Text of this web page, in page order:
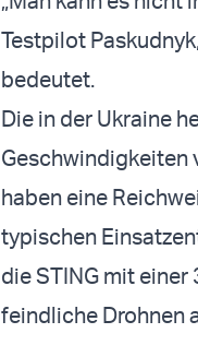
Testpilot
bedeutet.
Die in der Ukraine
Geschwindigkeiten
haben eine
typischen
die STING mit
feindliche Drohnen